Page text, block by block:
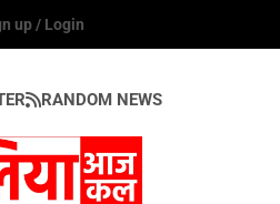
up / Login
RANDOM NEWS